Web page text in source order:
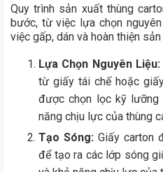
Quy trình sản xuất thùng
bước, từ việc lựa chọn
việc gấp, dán và hoàn thiện sản
Lựa Chọn Nguyên Liệu:
từ giấy tái chế hoặc
được chọn lọc kỹ
năng chịu lực của thùng
Tạo Sóng: Giấy carton
để tạo ra các lớp sóng